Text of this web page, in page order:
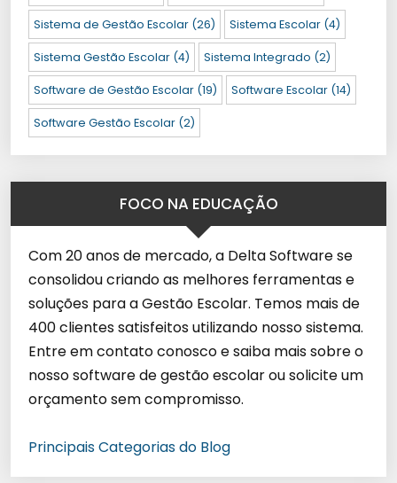
Sistema de Gestão Escolar (26) Sistema Escolar (4)
Sistema Gestão Escolar (4) Sistema Integrado (2)
Software de Gestão Escolar (19) Software Escolar (14)
Software Gestão Escolar (2)
FOCO NA EDUCAÇÃO
Com 20 anos de mercado, a Delta Software se
consolidou criando as melhores ferramentas e
soluções para a Gestão Escolar. Temos mais de
400 clientes satisfeitos utilizando nosso sistema.
Entre em contato conosco e saiba mais sobre o
nosso software de gestão escolar ou solicite um
orçamento sem compromisso.
Principais Categorias do Blog